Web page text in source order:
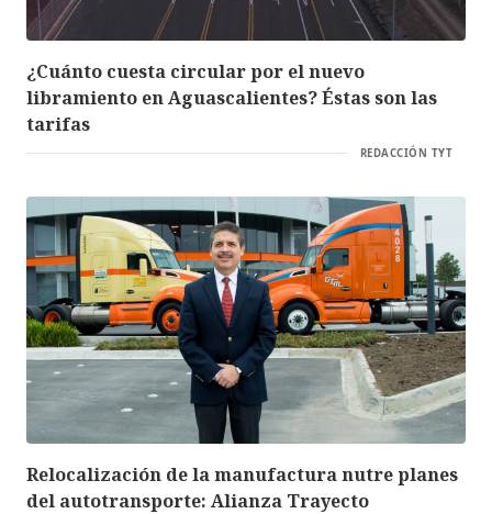
¿Cuánto cuesta circular por el nuevo
libramiento en Aguascalientes? Éstas son las
tarifas
REDACCIÓN TYT
Relocalización de la manufactura nutre planes
del autotransporte: Alianza Trayecto